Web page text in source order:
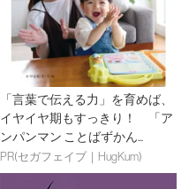
「言葉で伝える力」を育めば、
イヤイヤ期もすっきり！ 「ア
ンパンマン ことばずかん...
PR(セガフェイブ｜HugKum)